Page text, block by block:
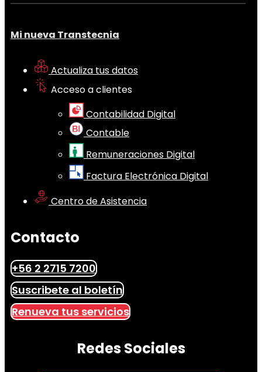
Mi nueva Transtecnia
Actualiza tus datos
Acceso a clientes
Contabilidad Digital
Contable
Remuneraciones Digital
Factura Electrónica Digital
Centro de Asistencia
Contacto
+56 2 2715 7200
Suscribete al boletín
Renueva tus servicios
Redes Sociales